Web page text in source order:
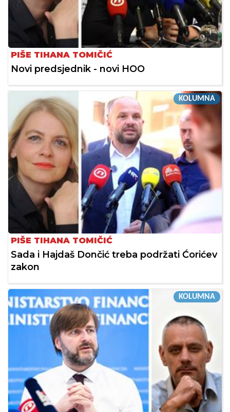
PIŠE TIHANA TOMIČIĆ
Novi predsjednik - novi HOO
KOLUMNA
PIŠE TIHANA TOMIČIĆ
Sada i Hajdaš Dončić treba podržati Ćorićev
zakon
KOLUMNA